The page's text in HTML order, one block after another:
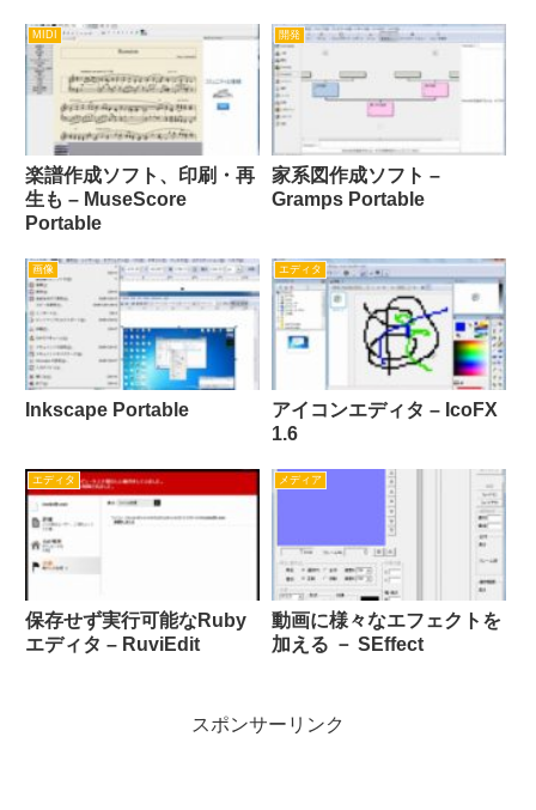
MIDI
楽譜作成ソフト、印刷・再
生も – MuseScore
Portable
開発
家系図作成ソフト –
Gramps Portable
画像
Inkscape Portable
エディタ
アイコンエディタ – IcoFX
1.6
エディタ
保存せず実行可能なRuby
エディタ – RuviEdit
メディア
動画に様々なエフェクトを
加える － SEffect
スポンサーリンク